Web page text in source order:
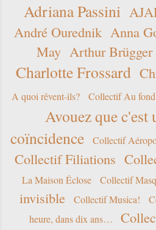
Adriana Passini
André Ourednik Anna
May Arthur Brügger
Charlotte Frossard
A quoi rêvent-ils?
Collectif Au
Avouez que c'est
coïncidence
Collectif
Collectif Filiations
La Maison Éclose
Collectif
invisible
Collectif Musica!
heure, dans dix ans…